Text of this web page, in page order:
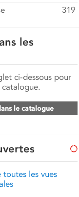
319
les
ci-dessous pour
le catalogue
les vues